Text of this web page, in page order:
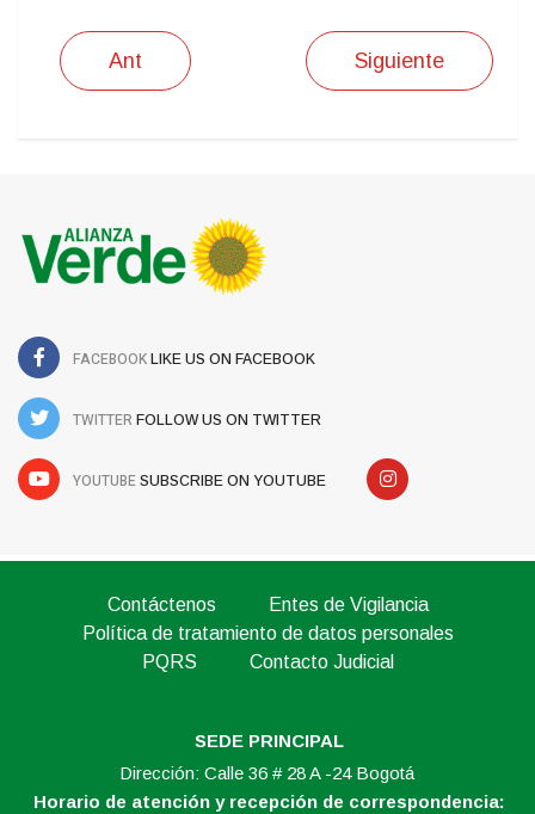
Ant Siguiente
FACEBOOK LIKE US ON FACEBOOK
TWITTER FOLLOW US ON TWITTER
YOUTUBE SUBSCRIBE ON YOUTUBE
Contáctenos
Entes de Vigilancia
Política de tratamiento de datos personales
PQRS
Contacto Judicial
SEDE PRINCIPAL
Dirección: Calle 36 # 28 A -24 Bogotá
Horario de atención y recepción de correspondencia: